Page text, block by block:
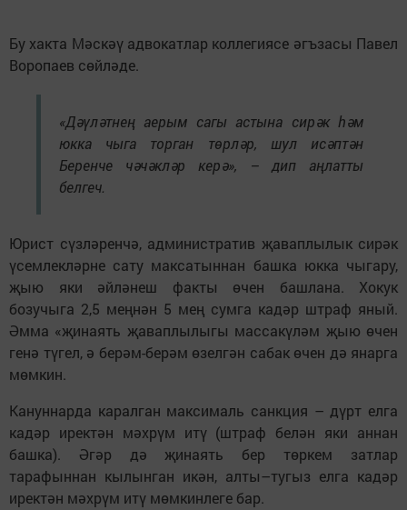
Бу хакта Мәскәү адвокатлар коллегиясе әгъзасы Павел
Воропаев сөйләде.
«Дәүләтнең аерым сагы астына сирәк һәм
юкка чыга торган төрләр, шул исәптән
Беренче чәчәкләр керә», – дип аңлатты
белгеч.
Юрист сүзләренчә, административ җаваплылык сирәк
үсемлекләрне сату максатыннан башка юкка чыгару,
җыю яки әйләнеш факты өчен башлана. Хокук
бозучыга 2,5 меңнән 5 мең сумга кадәр штраф яный.
Әмма «җинаять җаваплылыгы массакүләм җыю өчен
генә түгел, ә берәм-берәм өзелгән сабак өчен дә янарга
мөмкин.
Кануннарда каралган максималь санкция – дүрт елга
кадәр иректән мәхрүм итү (штраф белән яки аннан
башка). Әгәр дә җинаять бер төркем затлар
тарафыннан кылынган икән, алты–тугыз елга кадәр
иректән мәхрүм итү мөмкинлеге бар.